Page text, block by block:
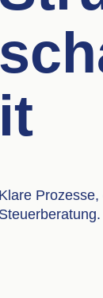
it
Klare
Steuerberatung.